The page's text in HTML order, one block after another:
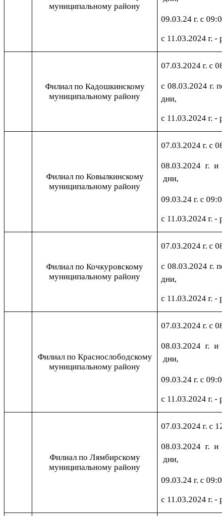
муниципальному району
09.03.24 г. с
с 11.03.2024 г. -
Филиал по Кадошкинскому
муниципальному району
07.03.2024 г. с
с 08.03.2024 г.
дни,
с 11.03.2024 г. -
Филиал по Ковылкинскому
муниципальному району
07.03.2024 г. с
08.03.2024 г. и
дни,
09.03.24 г. с
с 11.03.2024 г. -
Филиал по Кочкуровскому
муниципальному району
07.03.2024 г. с
с 08.03.2024 г.
дни,
с 11.03.2024 г. -
Филиал по Краснослободскому
муниципальному району
07.03.2024 г. с
08.03.2024 г. и
дни,
09.03.24 г. с
с 11.03.2024 г. -
Филиал по Лямбирскому
муниципальному району
07.03.2024 г. с
08.03.2024 г. и
дни,
09.03.24 г. с
с 11.03.2024 г. -